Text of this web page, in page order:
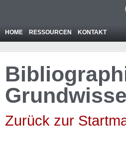
HOME RESSOURCEN KONTAKT
Zurück zur